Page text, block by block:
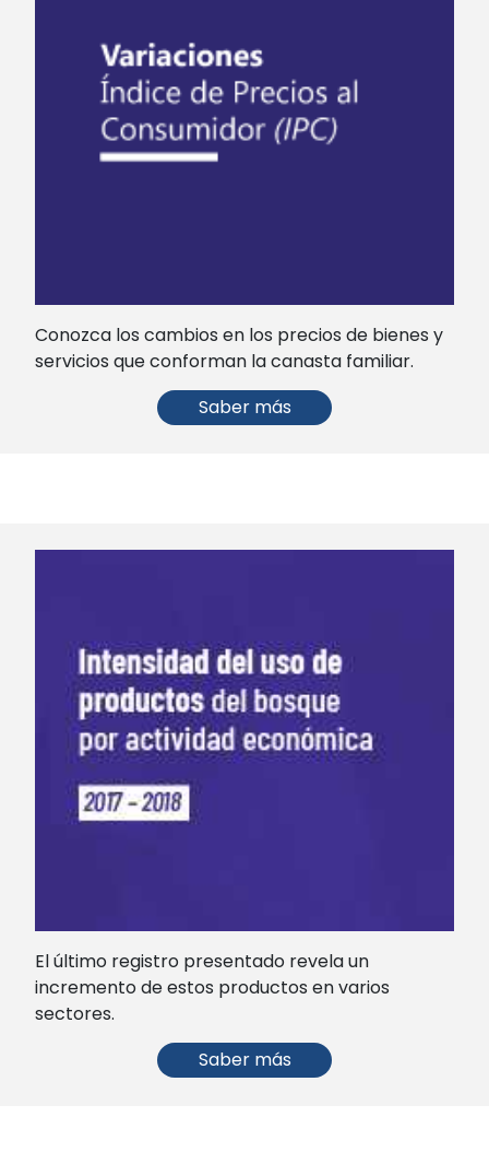
Conozca los cambios en los precios de bienes y
servicios que conforman la canasta familiar.
Saber más
El último registro presentado revela un
incremento de estos productos en varios
sectores.
Saber más